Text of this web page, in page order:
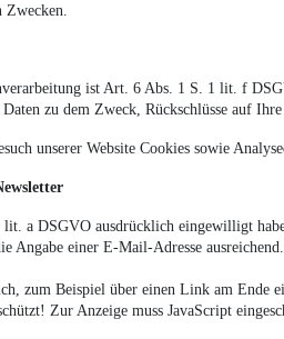
ist Art. 6 Abs. 1 S. 1 lit. f
zu dem Zweck, Rückschlüsse auf Ihre
unserer Website Cookies sowie
a DSGVO ausdrücklich eingewilligt
Angabe einer E-Mail-Adresse ausreichend.
zum Beispiel über einen Link am Ende
Zur Anzeige muss JavaScript